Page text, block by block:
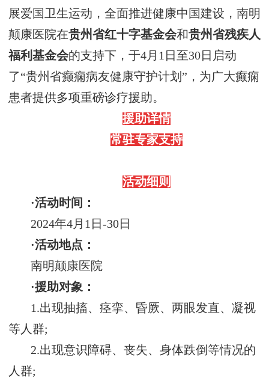
展爱国卫生运动 ，全面推进健康中国建设，南明
颠康医院在贵州省红十字基金会和贵州省残疾人
福利基金会的支持下，于4月 1 日至30日启动
了“贵州省癫痫病友健康守护计划 ” ，为广大癫痫
患者提供多项重磅诊疗援助。
援助详情
常驻专家支持
活动细则
·活动时间：
2024年4月 1 日-30日
·活动地点：
南明颠康医院
·援助对象：
1.出现抽搐、痉挛、昏厥、两眼发直、凝视
等人群;
2.出现意识障碍、丧失、身体跌倒等情况的
人群;